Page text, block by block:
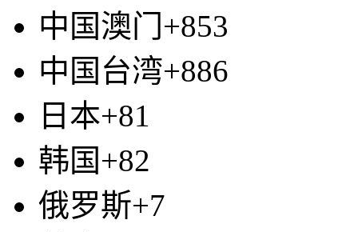
中国澳门+853
中国台湾+886
日本+81
韩国+82
俄罗斯+7